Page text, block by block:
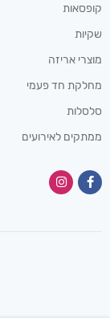
קופסאות
שקיות
מוצרי אריזה
מחלקת חד פעמי
סלסלות
ממתקים לאירועים